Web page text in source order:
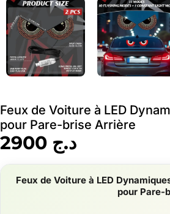
Feux de Voiture à LED
pour Pare-brise Arrière
د.ج
Feux de Voiture à LED
pour Pare-